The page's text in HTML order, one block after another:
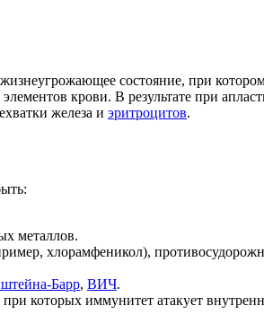
состояние, при
крови. В результате при
железа и эритроцитов.
металлов.
хлорамфеникол),
Барр, ВИЧ.
при которых иммунитет атакует